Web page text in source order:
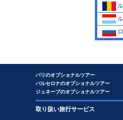
パリのオプショナルツアー
バルセロナのオプショナルツアー
ジュネーブのオプショナルツアー
取り扱い旅行サービス